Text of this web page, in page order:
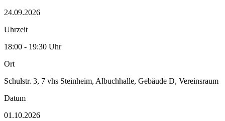
24.09.2026
Uhrzeit
18:00 - 19:30 Uhr
Ort
Schulstr. 3, 7 vhs Steinheim, Albuchhalle, Gebäude D, Vereinsraum
Datum
01.10.2026